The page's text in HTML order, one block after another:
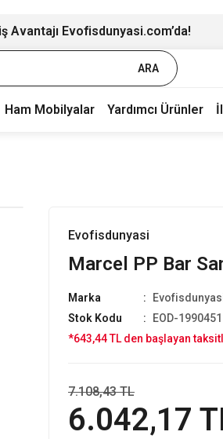
Evofisdunyasi.com’da!
ARA
Ham Mobilyalar Yardımcı Ürünler
Evofisdunyasi
Marcel PP Bar
Marka
Stok Kodu
EOD-
*643,44 TL den başlayan
6.042,17
7.108,43 TL